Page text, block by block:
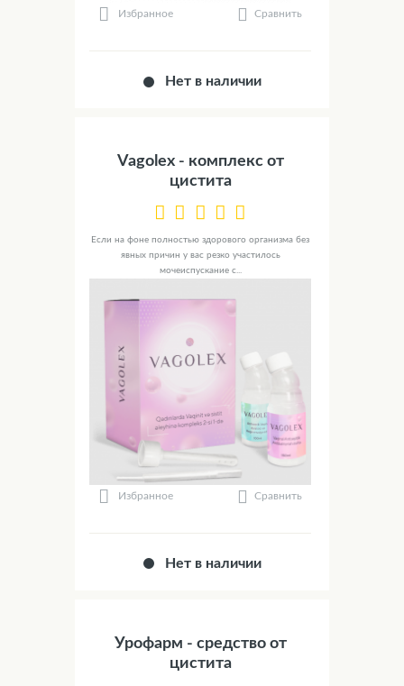
Избранное Сравнить
Нет в наличии
Vagolex - комплекс от
цистита
Если на фоне полностью здорового организма без
явных причин у вас резко участилось
мочеиспускание с...
Избранное Сравнить
Нет в наличии
Урофарм - средство от
цистита